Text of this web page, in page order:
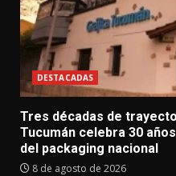
DESTACADAS
Tres décadas de
Tucumán celebra 30
del packaging nacional
8 de agosto de 2026